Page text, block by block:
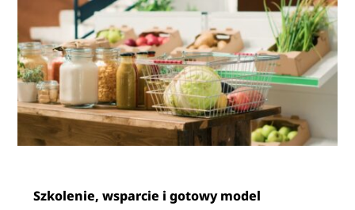
Szkolenie, wsparcie i gotowy model